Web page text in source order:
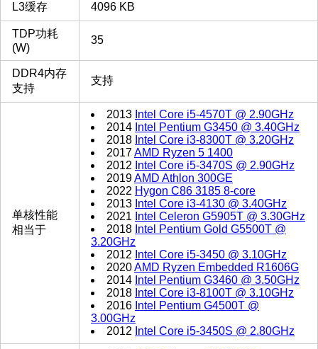
L3缓存 4096 KB
TDP功耗
(W)
35
DDR4内存
支持
支持
单核性能
相当于
2013 Intel Core i5-4570T @ 2.90GHz
2014 Intel Pentium G3450 @ 3.40GHz
2018 Intel Core i3-8300T @ 3.20GHz
2017AMD Ryzen 5 1400
2012 Intel Core i5-3470S @ 2.90GHz
2019AMD Athlon 300GE
2022 Hygon C86 3185 8-core
2013 Intel Core i3-4130 @ 3.40GHz
2021 Intel Celeron G5905T @ 3.30GHz
2018 Intel Pentium Gold G5500T @
3.20GHz
2012 Intel Core i5-3450 @ 3.10GHz
2020AMD Ryzen Embedded R1606G
2014 Intel Pentium G3460 @ 3.50GHz
2018 Intel Core i3-8100T @ 3.10GHz
2016 Intel Pentium G4500T @
3.00GHz
2012 Intel Core i5-3450S @ 2.80GHz